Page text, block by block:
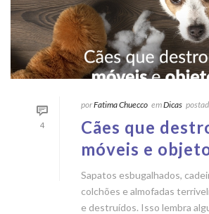
4
porFatima Chuecco emDicas
Cães que
móveis e
Sapatos esbugalhados,
colchões e almofadas
e destruídos. Isso lembra